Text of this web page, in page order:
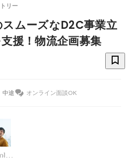
リー
ムーズなD2C事業立
援！物流企画募集
中途 オンライン面談OK
D2C Solutions AnyLogi事業責任者